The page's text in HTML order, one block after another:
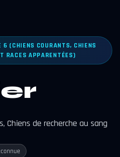
6 (CHIENS COURANTS, CHIENS
RACES APPARENTÉES)
Chiens de recherche au sang